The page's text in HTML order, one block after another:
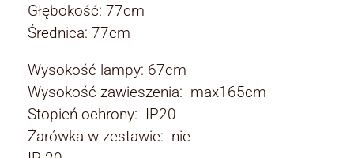
Głębokość: 77cm
Średnica: 77cm
Wysokość lampy: 67cm
Wysokość zawieszenia: max165cm
Stopień ochrony: IP20
Żarówka w zestawie: nie